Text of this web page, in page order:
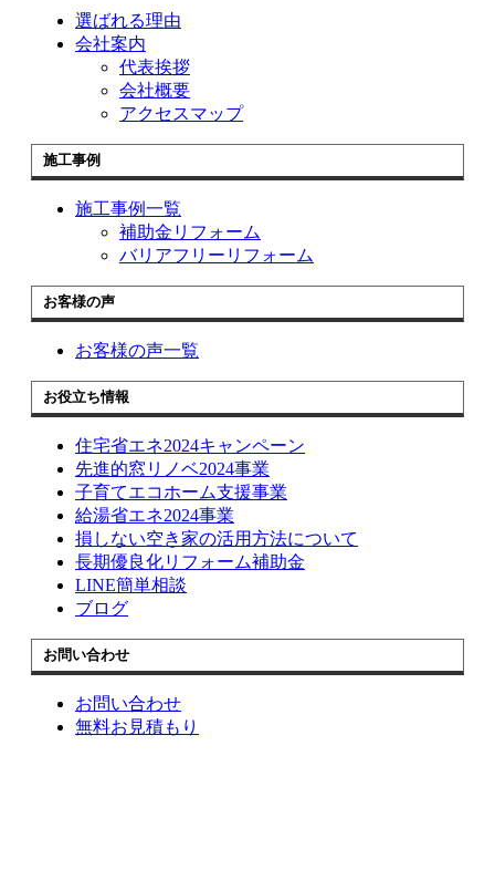
選ばれる理由
会社案内
代表挨拶
会社概要
アクセスマップ
施工事例
施工事例一覧
補助金リフォーム
バリアフリーリフォーム
お客様の声
お客様の声一覧
お役立ち情報
住宅省エネ2024キャンペーン
先進的窓リノベ2024事業
子育てエコホーム支援事業
給湯省エネ2024事業
損しない空き家の活用方法について
長期優良化リフォーム補助金
LINE簡単相談
ブログ
お問い合わせ
お問い合わせ
無料お見積もり